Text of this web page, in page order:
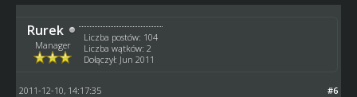
Rurek
Manager
Liczba postów: 104
Liczba wątków: 2
Dołączył: Jun 2011
#6
2011-12-10, 14:17:35